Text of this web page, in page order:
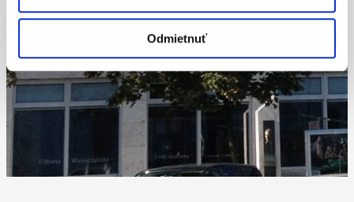
Odmietnuť